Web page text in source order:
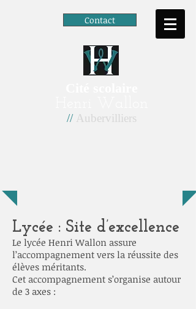
Contact
//Aubervilliers
Lycée : Site d’excellence
Le lycée Henri Wallon assure
l’accompagnement vers la réussite des
élèves méritants.
Cet accompagnement s’organise autour
de 3 axes :